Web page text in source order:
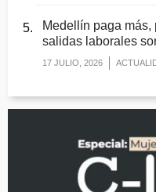
Medellín paga
salidas laborales
17 JULIO, 2026